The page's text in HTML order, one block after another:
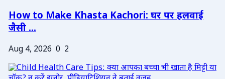
How to Make Khasta Kachori: घर पर हलवाई
जैसी ...
Aug 4, 2026 0 2